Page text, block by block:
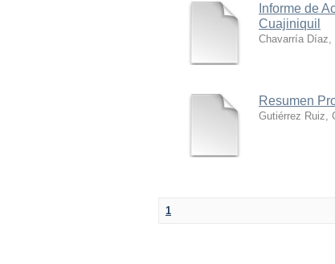
Informe de
Cuajiniquil
Chavarría Díaz,
Resumen
Gutiérrez Ruiz,
1